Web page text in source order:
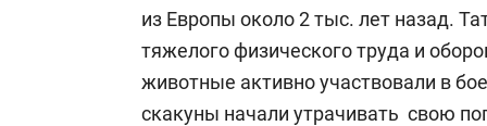
из Европы около 2 тыс. лет назад.
тяжелого физического труда и
животные активно участвовали в
скакуны начали утрачивать свою